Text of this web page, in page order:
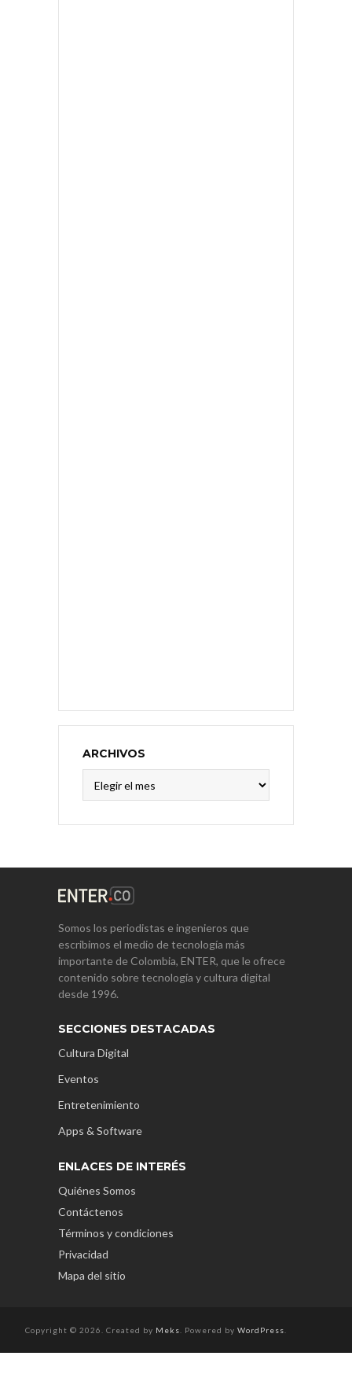
ARCHIVOS
Somos los periodistas e ingenieros que
escribimos el medio de tecnología más
importante de Colombia, ENTER, que le ofrece
contenido sobre tecnología y cultura digital
desde 1996.
SECCIONES DESTACADAS
Cultura Digital
Eventos
Entretenimiento
Apps & Software
ENLACES DE INTERÉS
Quiénes Somos
Contáctenos
Términos y condiciones
Privacidad
Mapa del sitio
Copyright © 2026. Created by Meks . Powered by WordPress